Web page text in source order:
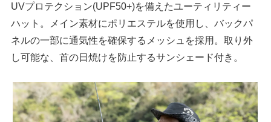
UVプロテクション(UPF50+)を備えたユーティリティー
ハット。メイン素材にポリエステルを使用し、バックパ
ネルの一部に通気性を確保するメッシュを採用。取り外
し可能な、首の日焼けを防止するサンシェード付き。